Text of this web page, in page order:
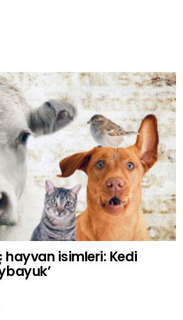
hayvan isimleri: Kedi